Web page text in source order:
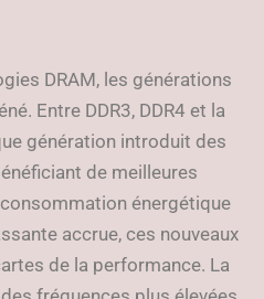
DRAM, les générations
Entre DDR3, DDR4 et la
génération introduit des
de meilleures
consommation énergétique
accrue, ces nouveaux
de la performance. La